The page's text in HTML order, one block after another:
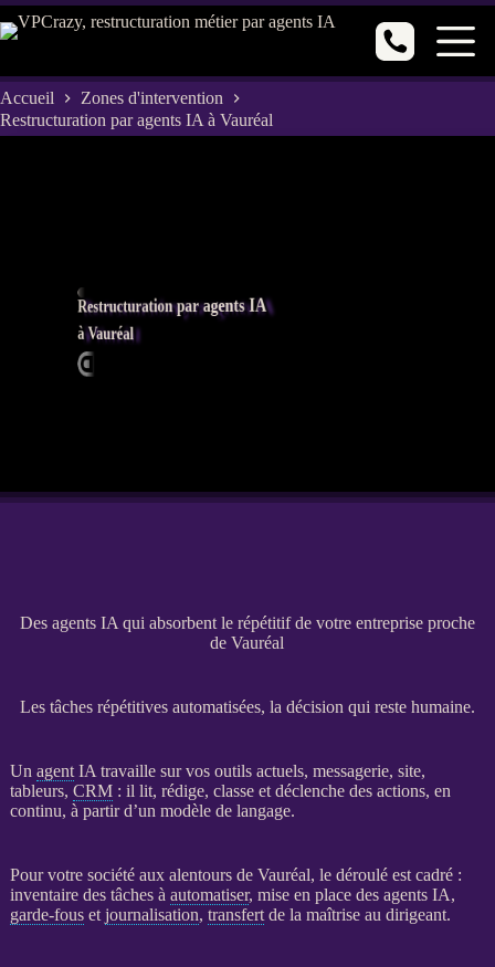
Passer
au
Accueil
Zones d'intervention
Restructuration par agents IA à Vauréal
Restructuration par agents IA
à Vauréal
Des agents IA qui absorbent le répétitif de votre entreprise proche
de Vauréal
Les tâches répétitives automatisées, la décision qui reste humaine.
Un agent IA travaille sur vos outils actuels, messagerie, site,
tableurs, CRM: il lit, rédige, classe et déclenche des actions, en
continu, à partir d’un modèle de langage.
Pour votre société aux alentours de Vauréal, le déroulé est cadré :
inventaire des tâches à automatiser, mise en place des agents IA,
garde-fouset journalisation, transfertde la maîtrise au dirigeant.